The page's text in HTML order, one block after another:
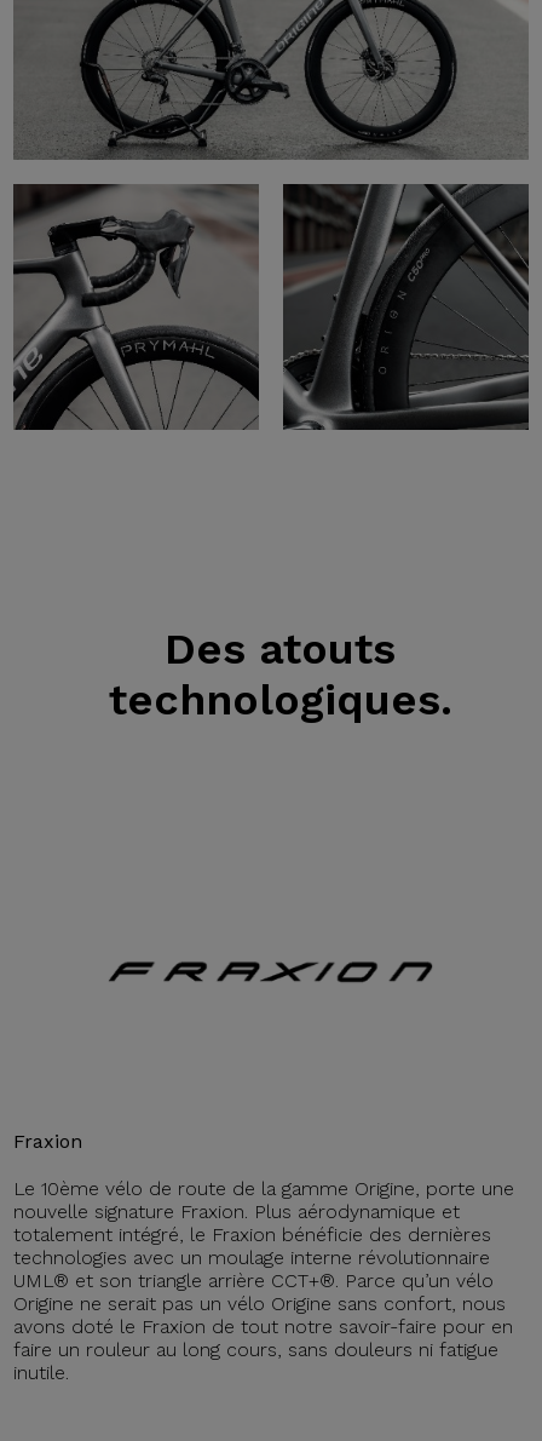
Des atouts
technologiques.
Fraxion
Le 10ème vélo de route de la gamme Origine, porte une
nouvelle signature Fraxion. Plus aérodynamique et
totalement intégré, le Fraxion bénéficie des dernières
technologies avec un moulage interne révolutionnaire
UML® et son triangle arrière CCT+®. Parce qu’un vélo
Origine ne serait pas un vélo Origine sans confort, nous
avons doté le Fraxion de tout notre savoir-faire pour en
faire un rouleur au long cours, sans douleurs ni fatigue
inutile.